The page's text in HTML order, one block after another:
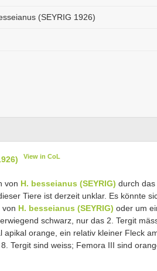
(SEYRIG 1926)
View in CoL
von H. besseianus (SEYRIG) durch
Tiere ist derzeit unklar. Es könnte
von H. besseianus (SEYRIG) oder um
schwarz, nur das 2. Tergit
orange, ein relativ kleiner Fleck
Tergit sind weiss; Femora III sind